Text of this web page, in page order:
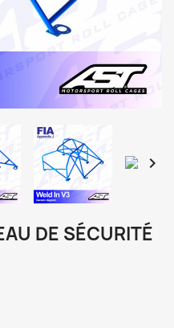

DE SÉCURITÉ